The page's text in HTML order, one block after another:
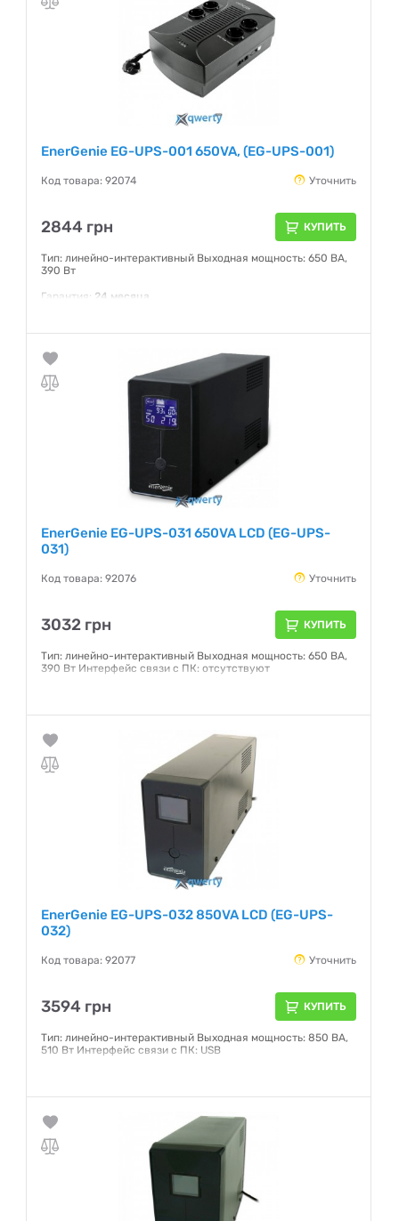
EnerGenie EG-UPS-001 650VA, (EG-UPS-001)
Код товара: 92074 Уточнить
2844 грн КУПИТЬ
Тип: линейно-интерактивный Выходная мощность: 650 ВА,
390 Вт
Гарантия: 24 месяца
EnerGenie EG-UPS-031 650VA LCD (EG-UPS-
031)
Код товара: 92076 Уточнить
3032 грн КУПИТЬ
Тип: линейно-интерактивный Выходная мощность: 650 ВА,
390 Вт Интерфейс связи с ПК: отсутствуют
EnerGenie EG-UPS-032 850VA LCD (EG-UPS-
032)
Код товара: 92077 Уточнить
3594 грн КУПИТЬ
Тип: линейно-интерактивный Выходная мощность: 850 ВА,
510 Вт Интерфейс связи с ПК: USB